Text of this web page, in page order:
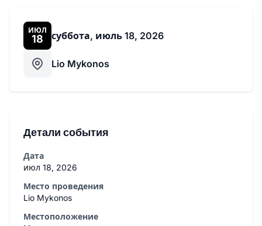
ИЮЛ
18 суббота, июль 18, 2026
Lio Mykonos
Детали события
Дата
июл 18, 2026
Место проведения
Lio Mykonos
Местоположение